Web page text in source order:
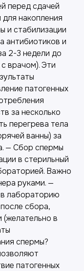
перед сдачей
накопления
и стабилизации
антибиотиков и
2-3 недели до
врачом). Эти
патогенных
за несколько
перегрева тела
ванны) за
— Сбор спермы
в стерильный
Важно
руками. —
лабораторию
сбора,
в
спермы?
патогенных